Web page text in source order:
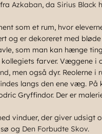
Azkaban, da Sirius Black
som et rum, hvor
og er dekoreret med
som man kan hænge
farver. Væggene
, men også dyr. Reolerne i
langs den ene væg.
Gryffindor. Der er
vinduer, der giver udsigt
og Den Forbudte Skov.